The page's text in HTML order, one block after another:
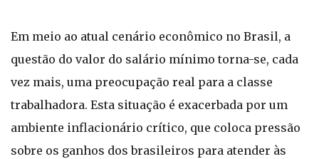
Em meio ao atual cenário econômico no Brasil, a
questão do valor do salário mínimo torna-se, cada
vez mais, uma preocupação real para a classe
trabalhadora. Esta situação é exacerbada por um
ambiente inflacionário crítico, que coloca pressão
sobre os ganhos dos brasileiros para atender às